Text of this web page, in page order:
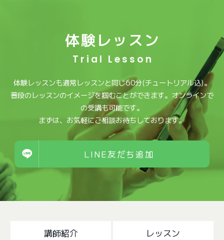
体験レッスン
Trial Lesson
体験レッスンも通常レッスンと同じ60分(チュートリアル込)。
普段のレッスンのイメージを掴むことができます。オンラインで
の受講も可能です。
まずは、お気軽にご相談お待ちしております。
LINE友だち追加
講師紹介 レッスン